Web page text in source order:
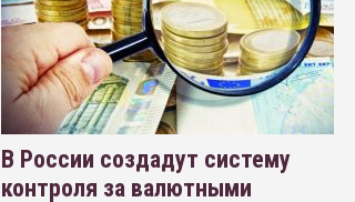
В России создадут систему
контроля за валютными